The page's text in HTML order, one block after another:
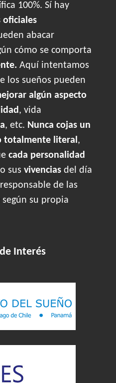
100%. Sí hay
oficiales
abacar
cómo se comporta
Aquí intentamos
los sueños pueden
algún aspecto
, vida
, etc. Nunca cojas un
totalmente literal,
cada personalidad
sus vivencias del día
de las
su propia
Interés